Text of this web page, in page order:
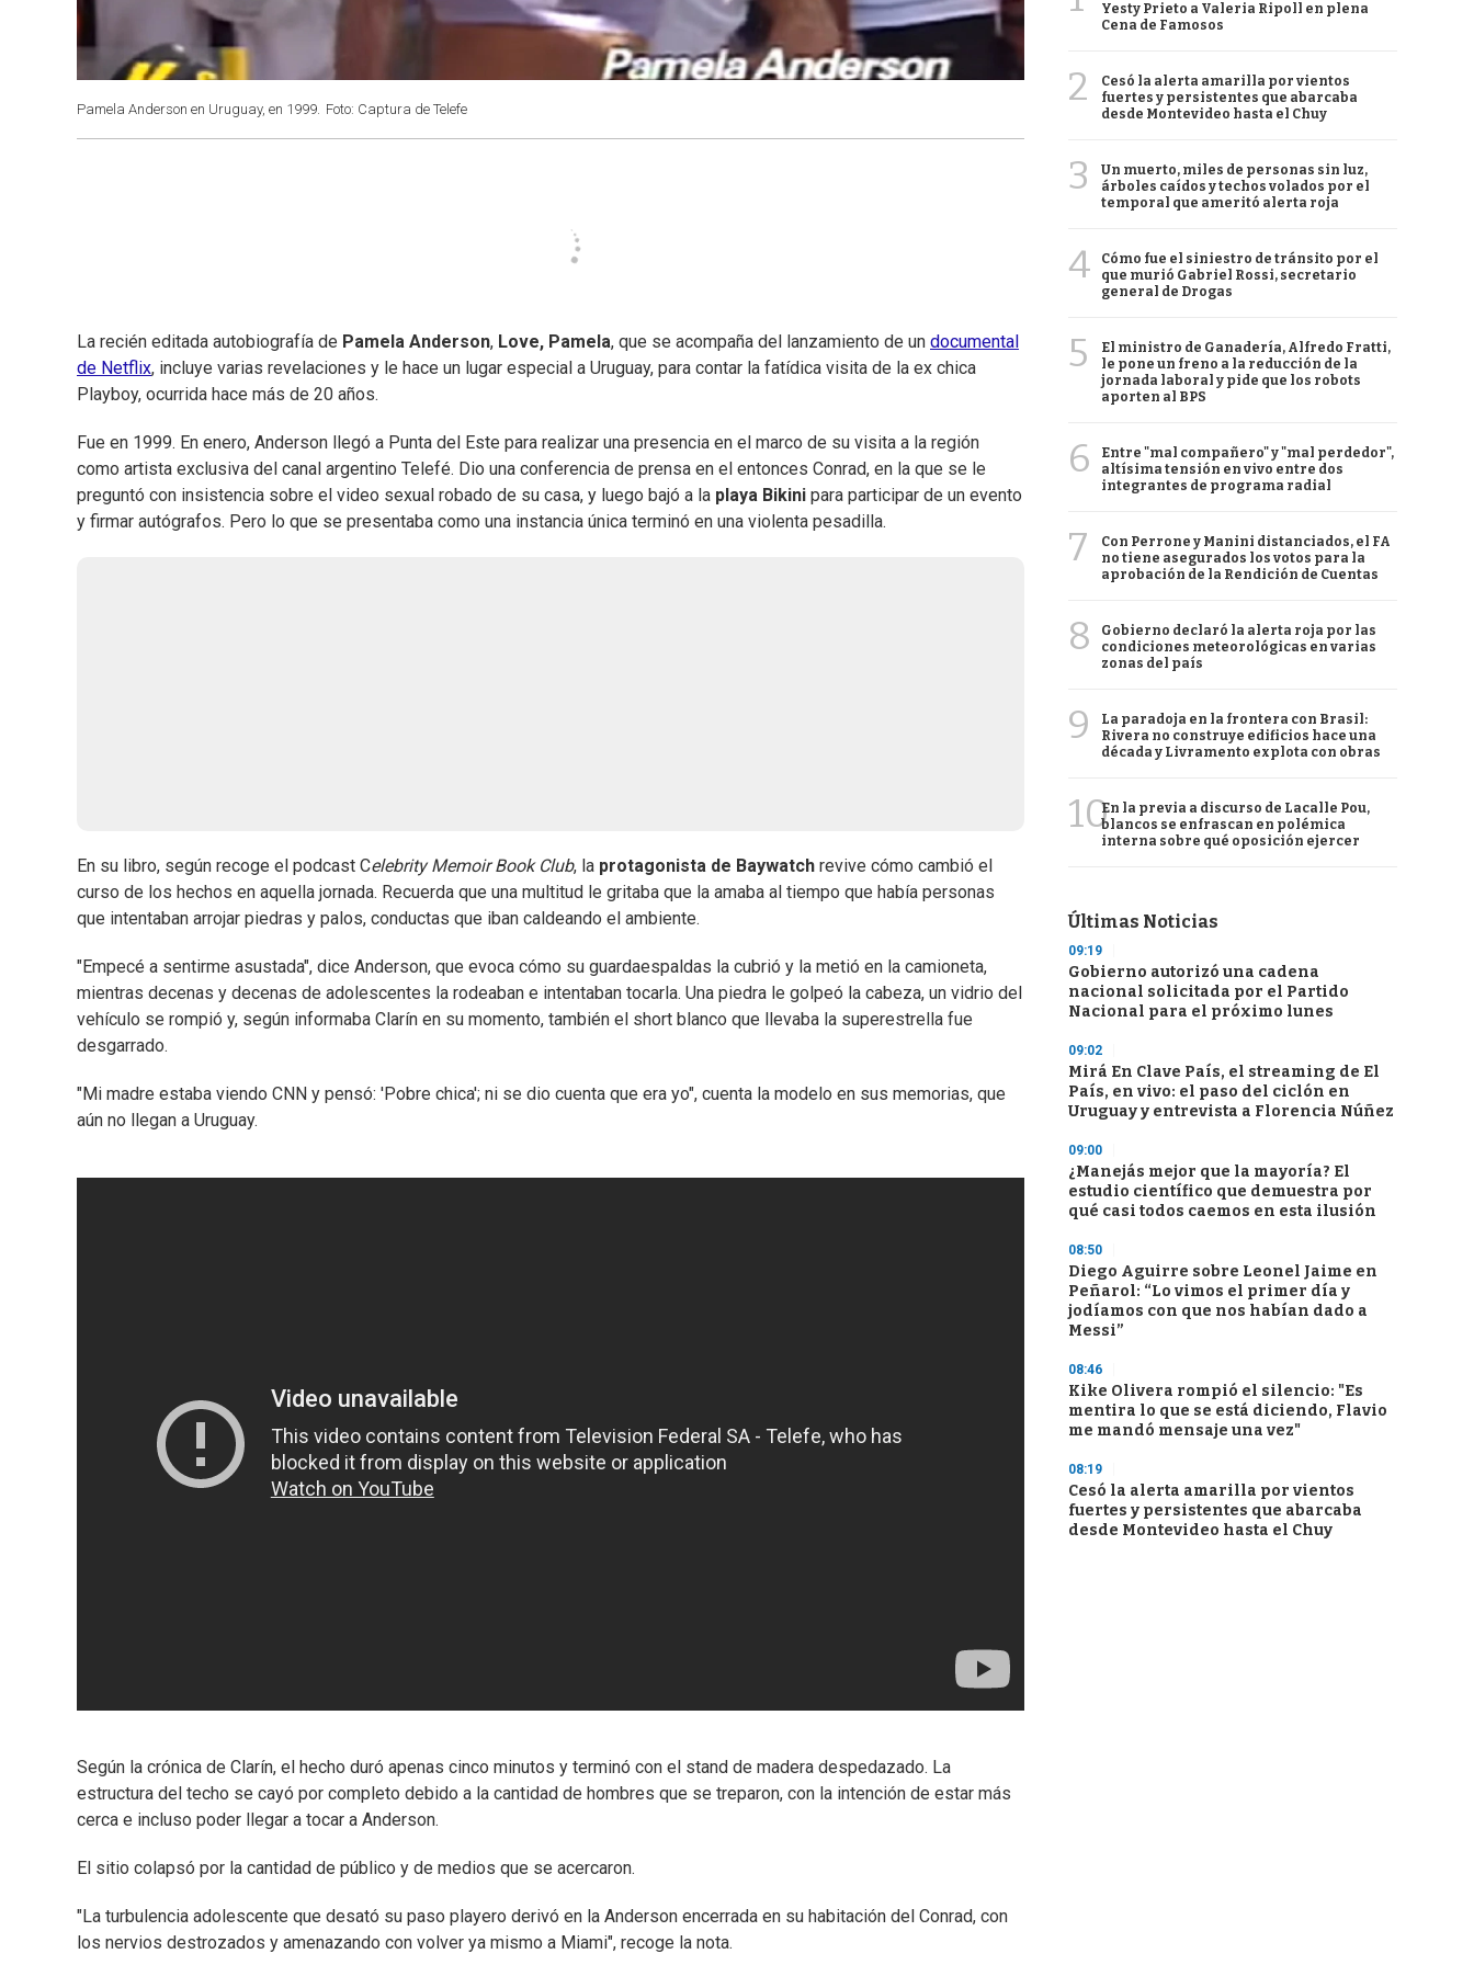
Pamela Anderson en Uruguay, en 1999. Foto: Captura de Telefe
La recién editada autobiografía de Pamela Anderson, Love, Pamela, que se acompaña del lanzamiento de un documental
de Netflix, incluye varias revelaciones y le hace un lugar especial a Uruguay, para contar la fatídica visita de la ex chica
Playboy, ocurrida hace más de 20 años.
Fue en 1999. En enero, Anderson llegó a Punta del Este para realizar una presencia en el marco de su visita a la región
como artista exclusiva del canal argentino Telefé. Dio una conferencia de prensa en el entonces Conrad, en la que se le
preguntó con insistencia sobre el video sexual robado de su casa, y luego bajó a la playa Bikini para participar de un evento
y firmar autógrafos. Pero lo que se presentaba como una instancia única terminó en una violenta pesadilla.
En su libro, según recoge el podcast Celebrity Memoir Book Club, la protagonista de Baywatch revive cómo cambió el
curso de los hechos en aquella jornada. Recuerda que una multitud le gritaba que la amaba al tiempo que había personas
que intentaban arrojar piedras y palos, conductas que iban caldeando el ambiente.
"Empecé a sentirme asustada", dice Anderson, que evoca cómo su guardaespaldas la cubrió y la metió en la camioneta,
mientras decenas y decenas de adolescentes la rodeaban e intentaban tocarla. Una piedra le golpeó la cabeza, un vidrio del
vehículo se rompió y, según informaba Clarín en su momento, también el short blanco que llevaba la superestrella fue
desgarrado.
"Mi madre estaba viendo CNN y pensó: 'Pobre chica'; ni se dio cuenta que era yo", cuenta la modelo en sus memorias, que
aún no llegan a Uruguay.
Según la crónica de Clarín, el hecho duró apenas cinco minutos y terminó con el stand de madera despedazado. La
estructura del techo se cayó por completo debido a la cantidad de hombres que se treparon, con la intención de estar más
cerca e incluso poder llegar a tocar a Anderson.
El sitio colapsó por la cantidad de público y de medios que se acercaron.
"La turbulencia adolescente que desató su paso playero derivó en la Anderson encerrada en su habitación del Conrad, con
los nervios destrozados y amenazando con volver ya mismo a Miami", recoge la nota.
Yesty Prieto a Valeria Ripoll en plena
Cena de Famosos
2
Cesó la alerta amarilla por vientos
fuertes y persistentes que abarcaba
desde Montevideo hasta el Chuy
3
Un muerto, miles de personas sin luz,
árboles caídos y techos volados por el
temporal que ameritó alerta roja
4
Cómo fue el siniestro de tránsito por el
que murió Gabriel Rossi, secretario
general de Drogas
5
El ministro de Ganadería, Alfredo Fratti,
le pone un freno a la reducción de la
jornada laboral y pide que los robots
aporten al BPS
6
Entre "mal compañero" y "mal perdedor",
altísima tensión en vivo entre dos
integrantes de programa radial
7
Con Perrone y Manini distanciados, el FA
no tiene asegurados los votos para la
aprobación de la Rendición de Cuentas
8
Gobierno declaró la alerta roja por las
condiciones meteorológicas en varias
zonas del país
9
La paradoja en la frontera con Brasil:
Rivera no construye edificios hace una
década y Livramento explota con obras
10En la previa a discurso de Lacalle Pou,
blancos se enfrascan en polémica
interna sobre qué oposición ejercer
Últimas Noticias
09:19
Gobierno autorizó una cadena
nacional solicitada por el Partido
Nacional para el próximo lunes
09:02
Mirá En Clave País, el streaming de El
País, en vivo: el paso del ciclón en
Uruguay y entrevista a Florencia Núñez
09:00
¿Manejás mejor que la mayoría? El
estudio científico que demuestra por
qué casi todos caemos en esta ilusión
08:50
Diego Aguirre sobre Leonel Jaime en
Peñarol: “Lo vimos el primer día y
jodíamos con que nos habían dado a
Messi”
08:46
Kike Olivera rompió el silencio: "Es
mentira lo que se está diciendo, Flavio
me mandó mensaje una vez"
08:19
Cesó la alerta amarilla por vientos
fuertes y persistentes que abarcaba
desde Montevideo hasta el Chuy